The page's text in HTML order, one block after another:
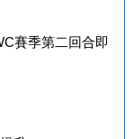
賽季第二回合即